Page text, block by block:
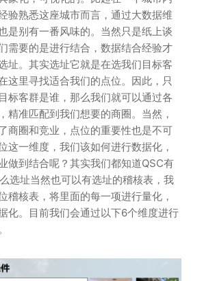
验熟悉这座城市而言，通过大数据维
是别有一番风味的。当然只是纸上谈
需要的是进行结合，数据结合经验才
址。其实选址它就是在选我们目标客
这里寻找适合我们的点位。因此，只
标客群是谁，那么我们就可以通过各
精准匹配到我们想要的商圈。当然，
商圈和竞业，点位的重要性也是不可
这一维度，我们该如何进行数据化，
做到结合呢？其实我们都知道QSC有
选址当然也可以有选址的稽核表，我
稽核表，将里面的每一项进行量化，
化。目前我们会通过以下6个维度进行